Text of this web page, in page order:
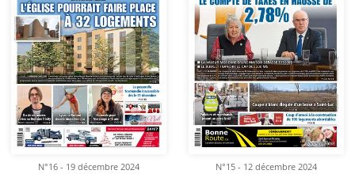
N°16 - 19 décembre 2024 N°15 - 12 décembre 2024